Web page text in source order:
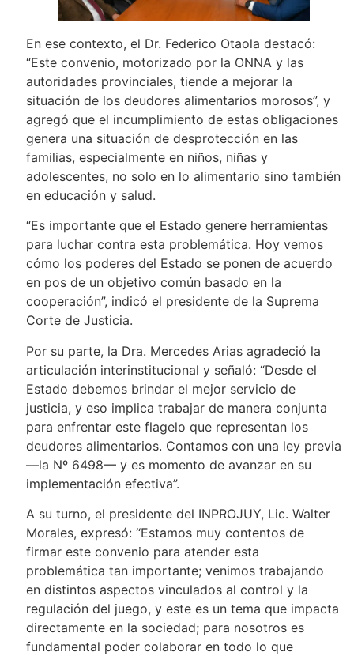
En ese contexto, el Dr. Federico Otaola destacó:
“Este convenio, motorizado por la ONNA y las
autoridades provinciales, tiende a mejorar la
situación de los deudores alimentarios morosos”, y
agregó que el incumplimiento de estas obligaciones
genera una situación de desprotección en las
familias, especialmente en niños, niñas y
adolescentes, no solo en lo alimentario sino también
en educación y salud.
“Es importante que el Estado genere herramientas
para luchar contra esta problemática. Hoy vemos
cómo los poderes del Estado se ponen de acuerdo
en pos de un objetivo común basado en la
cooperación”, indicó el presidente de la Suprema
Corte de Justicia.
Por su parte, la Dra. Mercedes Arias agradeció la
articulación interinstitucional y señaló: “Desde el
Estado debemos brindar el mejor servicio de
justicia, y eso implica trabajar de manera conjunta
para enfrentar este flagelo que representan los
deudores alimentarios. Contamos con una ley previa
—la Nº 6498— y es momento de avanzar en su
implementación efectiva”.
A su turno, el presidente del INPROJUY, Lic. Walter
Morales, expresó: “Estamos muy contentos de
firmar este convenio para atender esta
problemática tan importante; venimos trabajando
en distintos aspectos vinculados al control y la
regulación del juego, y este es un tema que impacta
directamente en la sociedad; para nosotros es
fundamental poder colaborar en todo lo que